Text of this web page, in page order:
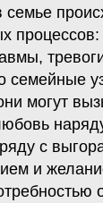
семейные
могут
с
и